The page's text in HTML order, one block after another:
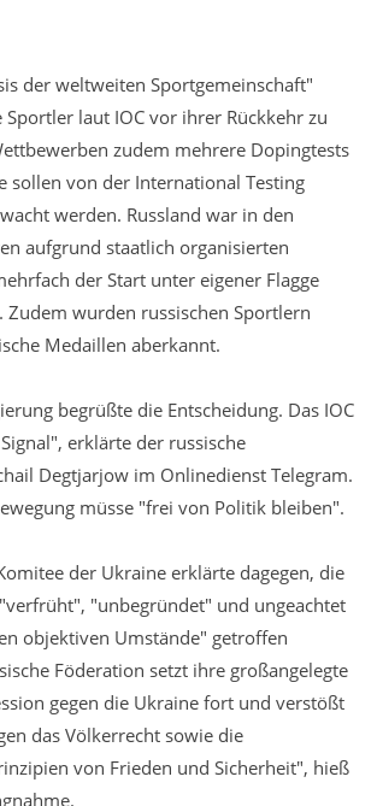
der weltweiten Sportgemeinschaft"
Sportler laut IOC vor ihrer Rückkehr zu
zudem mehrere Dopingtests
sollen von der International Testing
werden. Russland war in den
aufgrund staatlich organisierten
der Start unter eigener Flagge
wurden russischen Sportlern
Medaillen aberkannt.
begrüßte die Entscheidung. Das IOC
erklärte der russische
Degtjarjow im Onlinedienst Telegram.
müsse "frei von Politik bleiben".
der Ukraine erklärte dagegen, die
"unbegründet" und ungeachtet
objektiven Umstände" getroffen
Föderation setzt ihre großangelegte
gegen die Ukraine fort und verstößt
das Völkerrecht sowie die
von Frieden und Sicherheit", hieß